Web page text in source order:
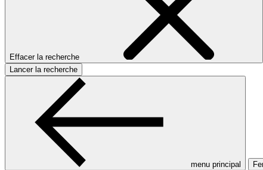
Effacer la recherche
Lancer la recherche
menu principal